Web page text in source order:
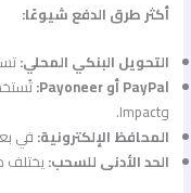
أكثر طرق الدفع شيوعًا:
التحويل البنكي المحلي:
PayPal أو Payoneer:
وImpact.
المحافظ الإلكترونية: في
الحد الأدنى للسحب:يختلف من